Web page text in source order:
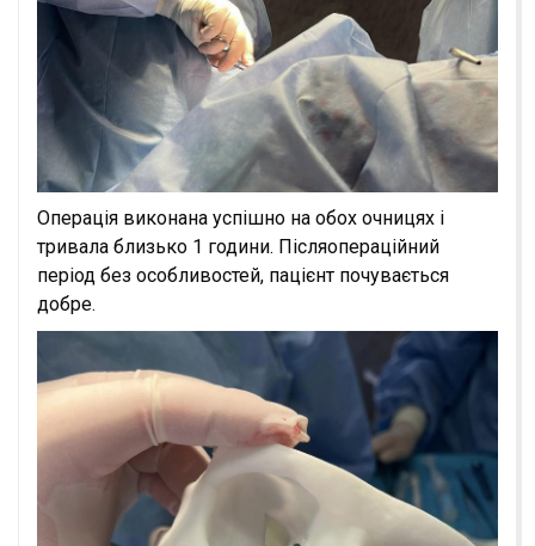
Операція виконана успішно на обох очницях і
тривала близько 1 години. Післяопераційний
період без особливостей, пацієнт почувається
добре.